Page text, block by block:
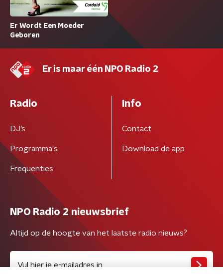
Er Wordt Een Moeder
Geboren
Er is maar één NPO Radio 2
Radio
DJ’s
Programma's
Frequenties
Info
Contact
Download de app
NPO Radio 2 nieuwsbrief
Altijd op de hoogte van het laatste radio nieuws?